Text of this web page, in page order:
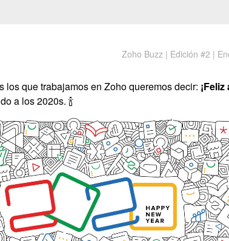
Zoho Buzz | Edición #2 |
los que trabajamos en Zoho queremos decir: ¡Feliz
a los 2020s. 🍾